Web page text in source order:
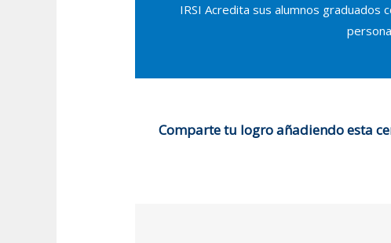
IRSI Acredita sus alumnos graduados
Comparte tu logro añadiendo esta